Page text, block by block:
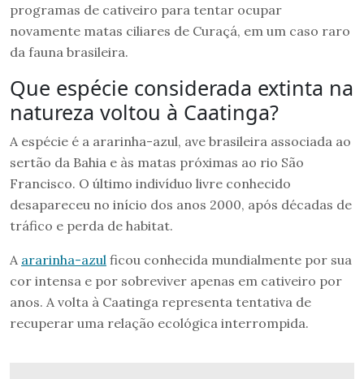
programas de cativeiro para tentar ocupar
novamente matas ciliares de Curaçá, em um caso raro
da fauna brasileira.
Que espécie considerada extinta na
natureza voltou à Caatinga?
A espécie é a ararinha-azul, ave brasileira associada ao
sertão da Bahia e às matas próximas ao rio São
Francisco. O último indivíduo livre conhecido
desapareceu no início dos anos 2000, após décadas de
tráfico e perda de habitat.
A ararinha-azul ficou conhecida mundialmente por sua
cor intensa e por sobreviver apenas em cativeiro por
anos. A volta à Caatinga representa tentativa de
recuperar uma relação ecológica interrompida.